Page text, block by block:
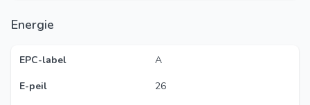
Energie
EPC-label
A
E-peil
26